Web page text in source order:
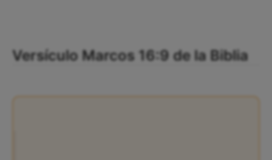
Versículo Marcos 16:9 de la Biblia